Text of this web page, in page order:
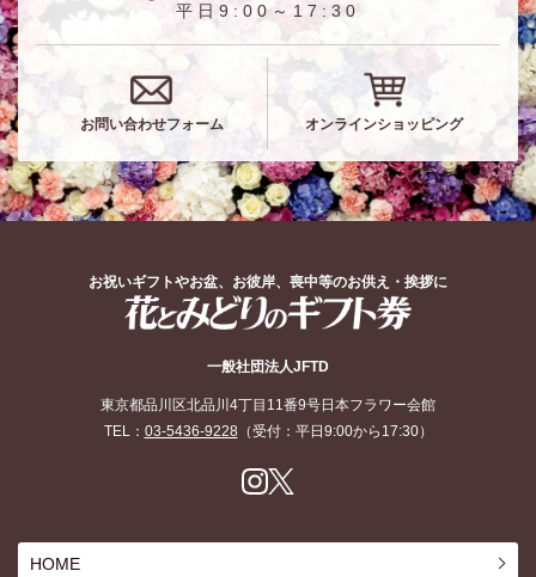
平日9:00～17:30
お問い合わせフォーム オンラインショッピング
お祝いギフトやお盆、お彼岸、喪中等のお供え・挨拶に
一般社団法人JFTD
東京都品川区北品川4丁目11番9号日本フラワー会館
TEL： 03-5436-9228 （受付：平日9:00から17:30）
HOME